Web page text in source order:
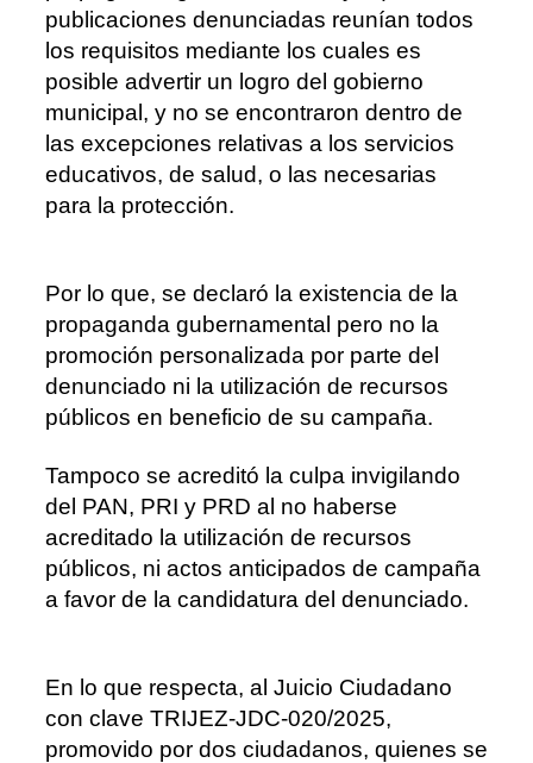
publicaciones denunciadas reunían todos
los requisitos mediante los cuales es
posible advertir un logro del gobierno
municipal, y no se encontraron dentro de
las excepciones relativas a los servicios
educativos, de salud, o las necesarias
para la protección.
Por lo que, se declaró la existencia de la
propaganda gubernamental pero no la
promoción personalizada por parte del
denunciado ni la utilización de recursos
públicos en beneficio de su campaña.
Tampoco se acreditó la culpa invigilando
del PAN, PRI y PRD al no haberse
acreditado la utilización de recursos
públicos, ni actos anticipados de campaña
a favor de la candidatura del denunciado.
En lo que respecta, al Juicio Ciudadano
con clave TRIJEZ-JDC-020/2025,
promovido por dos ciudadanos, quienes se